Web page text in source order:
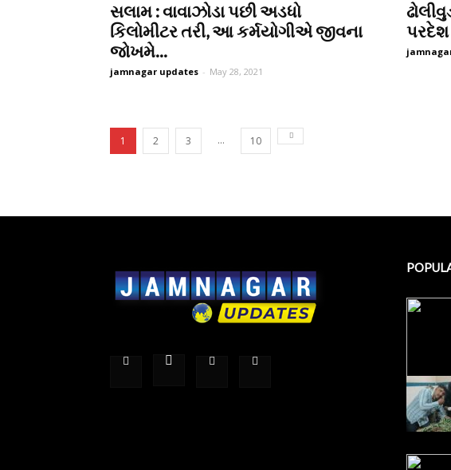
સલામ : વાવાઝોડા પછી અડધો
કિલોમીટર તરી, આ કર્મયોગીએ જીવના
જોખમે...
jamnagar updates - May 28, 2021
પરદેશ
1 2 3 ... 10